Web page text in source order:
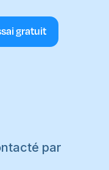
gratuit
par